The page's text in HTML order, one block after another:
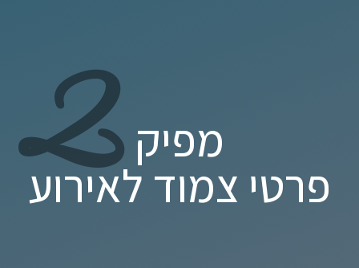
2 מפיק
פרטי צמוד לאירוע